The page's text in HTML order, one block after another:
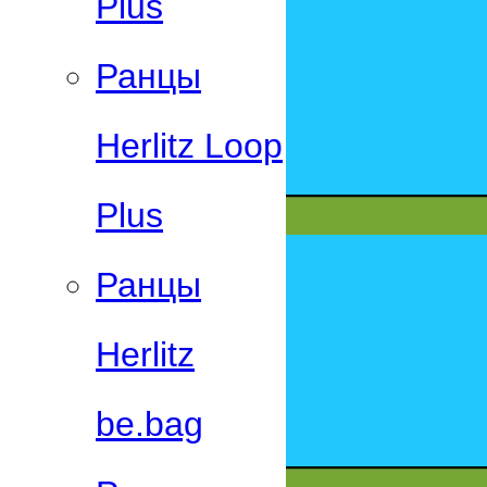
Ранцы
Herlitz Loop
Plus
Ранцы
Herlitz
be.bag